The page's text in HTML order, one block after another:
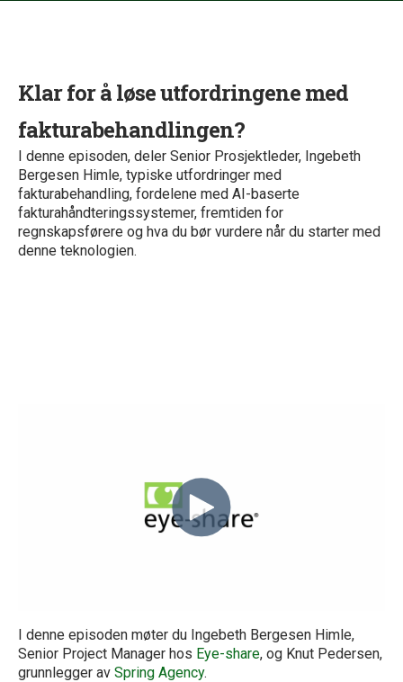
Klar for å løse utfordringene med
fakturabehandlingen?
I denne episoden, deler Senior Prosjektleder, Ingebeth
Bergesen Himle, typiske utfordringer med
fakturabehandling, fordelene med AI-baserte
fakturahåndteringssystemer, fremtiden for
regnskapsførere og hva du bør vurdere når du starter med
denne teknologien.
I denne episoden møter du Ingebeth Bergesen Himle,
Senior Project Manager hos Eye-share, og Knut Pedersen,
grunnlegger av Spring Agency.